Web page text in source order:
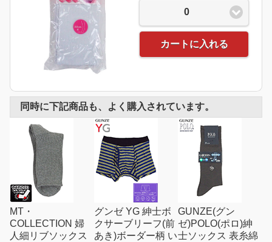
0
カートに入れる
同時に下記商品も、よく購入されています。
MT・
COLLECTION 婦
人細リブソックス
グンゼ YG 紳士ボ
クサーブリーフ(前
あき)ボーダー柄 い
GUNZE(グン
ゼ)POLO(ポロ)紳
士ソックス 表糸綿